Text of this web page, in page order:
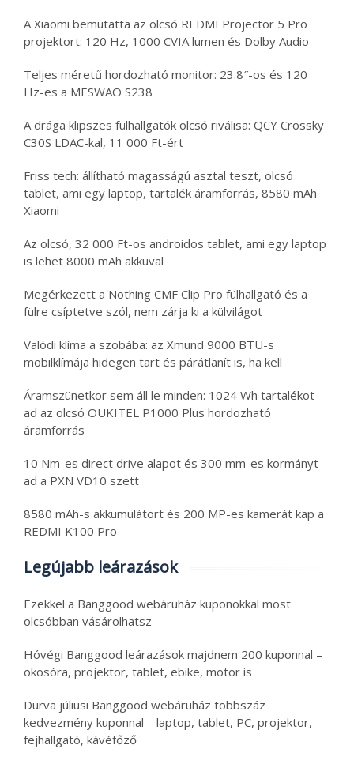
A Xiaomi bemutatta az olcsó REDMI Projector 5 Pro
projektort: 120 Hz, 1000 CVIA lumen és Dolby Audio
Teljes méretű hordozható monitor: 23.8″-os és 120
Hz-es a MESWAO S238
A drága klipszes fülhallgatók olcsó riválisa: QCY Crossky
C30S LDAC-kal, 11 000 Ft-ért
Friss tech: állítható magasságú asztal teszt, olcsó
tablet, ami egy laptop, tartalék áramforrás, 8580 mAh
Xiaomi
Az olcsó, 32 000 Ft-os androidos tablet, ami egy laptop
is lehet 8000 mAh akkuval
Megérkezett a Nothing CMF Clip Pro fülhallgató és a
fülre csíptetve szól, nem zárja ki a külvilágot
Valódi klíma a szobába: az Xmund 9000 BTU-s
mobilklímája hidegen tart és párátlanít is, ha kell
Áramszünetkor sem áll le minden: 1024 Wh tartalékot
ad az olcsó OUKITEL P1000 Plus hordozható
áramforrás
10 Nm-es direct drive alapot és 300 mm-es kormányt
ad a PXN VD10 szett
8580 mAh-s akkumulátort és 200 MP-es kamerát kap a
REDMI K100 Pro
Legújabb leárazások
Ezekkel a Banggood webáruház kuponokkal most
olcsóbban vásárolhatsz
Hóvégi Banggood leárazások majdnem 200 kuponnal –
okosóra, projektor, tablet, ebike, motor is
Durva júliusi Banggood webáruház többszáz
kedvezmény kuponnal – laptop, tablet, PC, projektor,
fejhallgató, kávéfőző